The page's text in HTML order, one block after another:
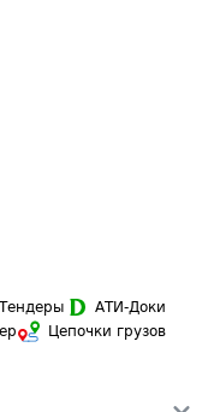
Тендеры
АТИ-Доки
Цепочки грузов